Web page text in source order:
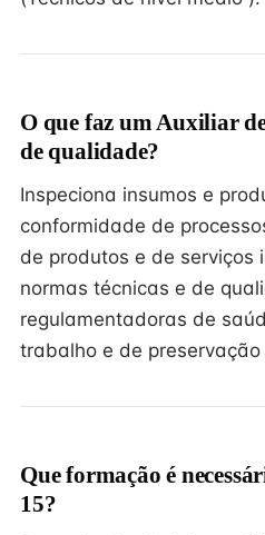
O que faz um Auxiliar
de qualidade?
Inspeciona insumos e
conformidade de
de produtos e de serviços
normas técnicas e de
regulamentadoras de
trabalho e de
Que formação é
15?